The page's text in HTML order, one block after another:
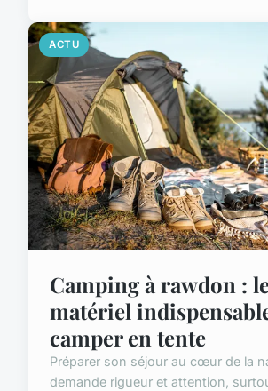
ACTU
Camping à rawdon :
matériel
camper en tente
Préparer son séjour au cœur de la
demande rigueur et attention,